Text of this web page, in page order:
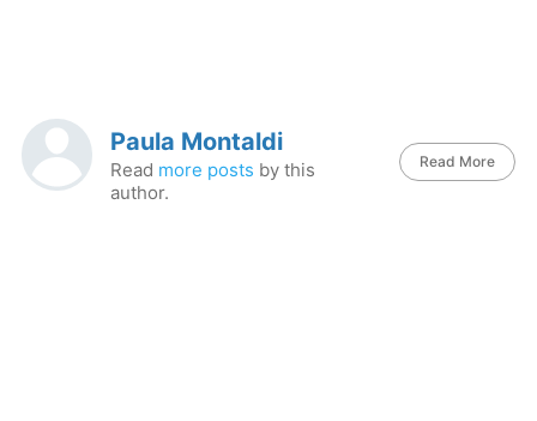
Paula Montaldi
Read more posts by this
author.
Read More